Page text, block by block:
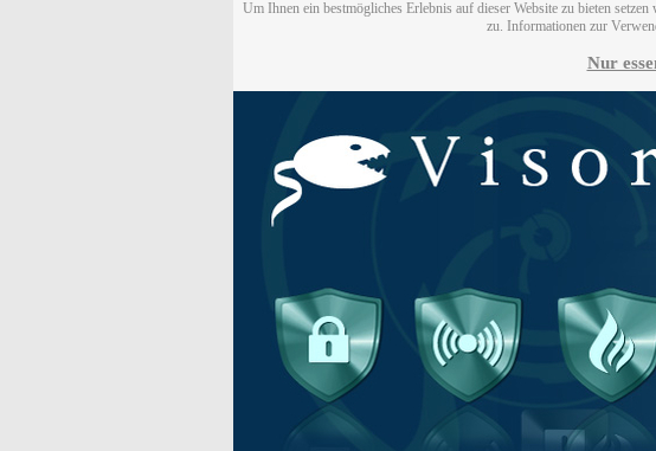
Um Ihnen ein bestmögliches Erlebnis auf dieser Website zu bieten
zu. Informationen zur
Nur